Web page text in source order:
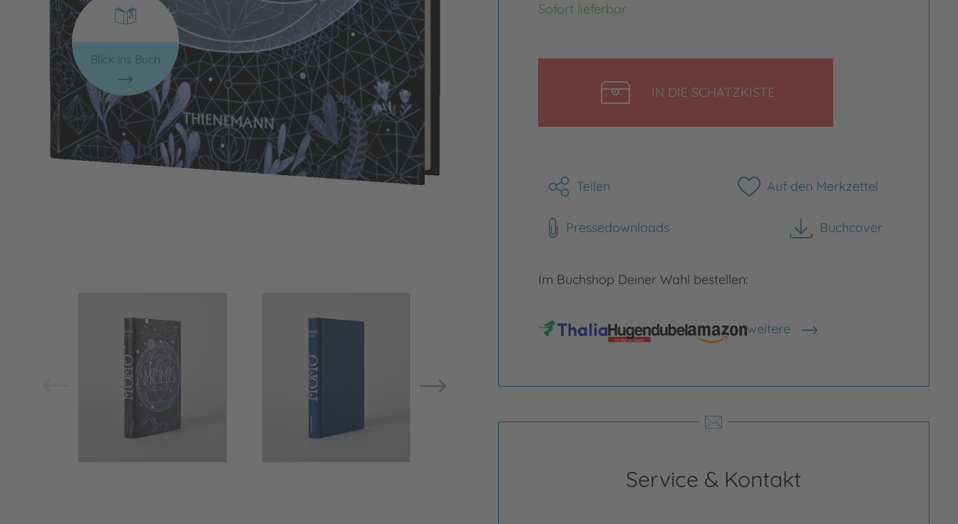
Blick ins Buch
Bild vergrößern
Bild vergrößern
Sofort lieferbar
IN DIE SCHATZKISTE
Teilen Auf den Merkzettel
Pressedownloads Buchcover
herunterladen
Im Buchshop Deiner Wahl bestellen:
weitere
Shops anzeigen
Service & Kontakt